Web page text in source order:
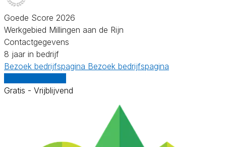
Goede Score 2026
Werkgebied Millingen aan de Rijn
Contactgegevens
8 jaar in bedrijf
Bezoek bedrijfspagina Bezoek bedrijfspagina
Gratis - Vrijblijvend